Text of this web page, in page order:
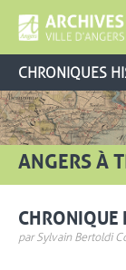
CHRONIQUES
ANGERS À
CHRONIQUE
par Sylvain Bertoldi